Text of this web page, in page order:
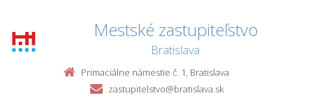
Mestské zastupiteľstvo
Bratislava
Primaciálne námestie č. 1, Bratislava
zastupitelstvo@bratislava.sk